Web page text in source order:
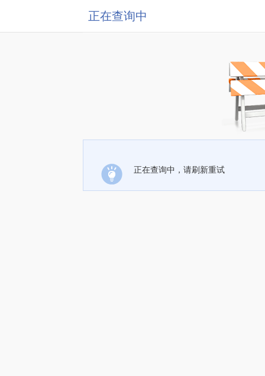
正在查询中
正在查询中，请刷新重试